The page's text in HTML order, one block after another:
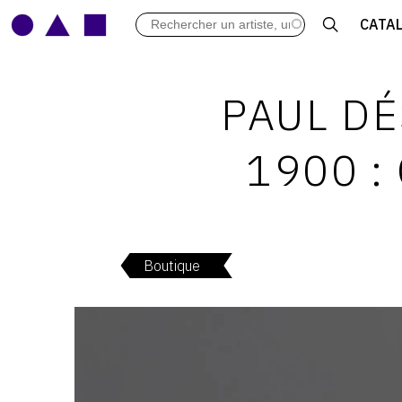
ARCHIVES DES EXPOSITIONS
LIBRAIRIE : LIVRES &
LEXIQUE ARTISTIQUE
PAUL
1900 :
Boutique